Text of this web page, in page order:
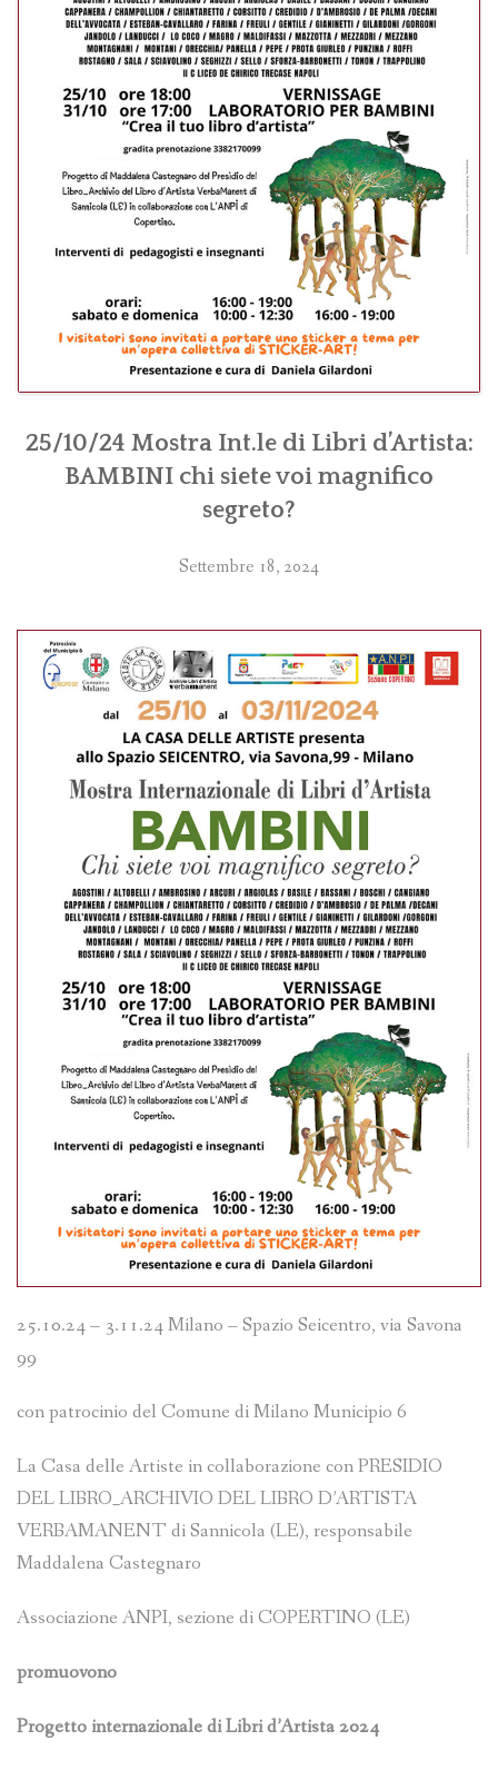
25/10/24 Mostra Int.le di Libri d’Artista:
BAMBINI chi siete voi magnifico
segreto?
Settembre 18, 2024
25.10.24 – 3.11.24 Milano – Spazio Seicentro, via Savona
99
con patrocinio del Comune di Milano Municipio 6
La Casa delle Artiste in collaborazione con PRESIDIO
DEL LIBRO_ARCHIVIO DEL LIBRO D’ARTISTA
VERBAMANENT di Sannicola (LE), responsabile
Maddalena Castegnaro
Associazione ANPI, sezione di COPERTINO (LE)
promuovono
Progetto internazionale di Libri d’Artista 2024